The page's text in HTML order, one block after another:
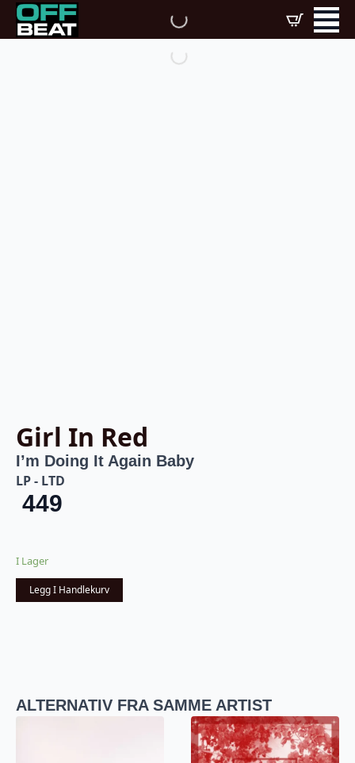
Girl In Red
I’m Doing It Again Baby
LP - LTD
449
I Lager
Legg I Handlekurv
ALTERNATIV FRA SAMME ARTIST